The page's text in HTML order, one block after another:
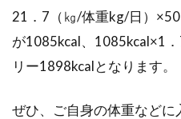
オフに
の素材と
21．7（㎏/体重kg/日）
が1085kcal、1085kcal×1
リー1898kcalとなります。
ぜひ、ご自身の体重などに